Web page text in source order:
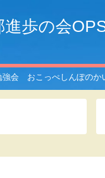
進歩の会
強会 おこっぺしんぽの